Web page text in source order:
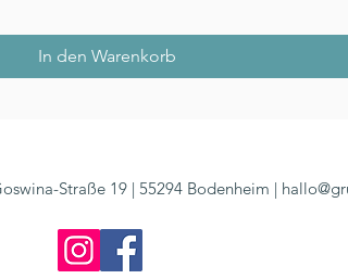
In den Warenkorb
Straße 19 | 55294 Bodenheim |